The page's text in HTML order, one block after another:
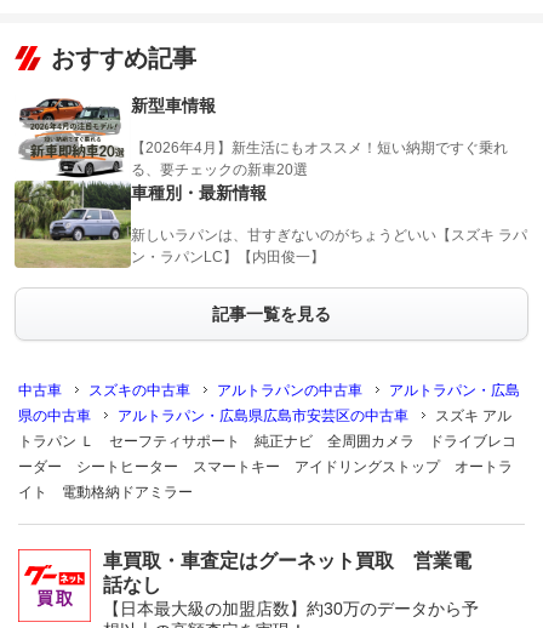
おすすめ記事
新型車情報
【2026年4月】新生活にもオススメ！短い納期ですぐ乗れ
る、要チェックの新車20選
車種別・最新情報
新しいラパンは、甘すぎないのがちょうどいい【スズキ ラパ
ン・ラパンLC】【内田俊一】
記事一覧を見る
中古車 スズキの中古車 アルトラパンの中古車
アルトラパン・広島
県の中古車
アルトラパン・広島県広島市安芸区の中古車
スズキ アル
トラパン Ｌ セーフティサポート 純正ナビ 全周囲カメラ ドライブレコ
ーダー シートヒーター スマートキー アイドリングストップ オートラ
イト 電動格納ドアミラー
車買取・車査定はグーネット買取 営業電
話なし
【日本最大級の加盟店数】約30万のデータから予